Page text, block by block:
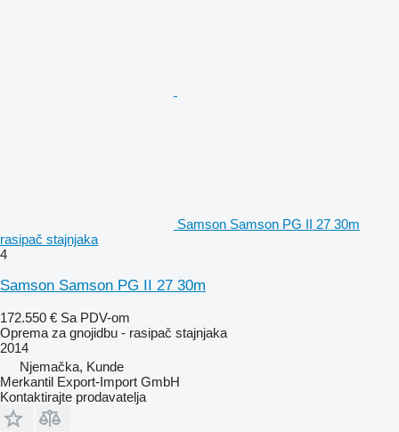
Samson Samson PG II 27 30m
rasipač stajnjaka
4
Samson Samson PG II 27 30m
172.550 € Sa PDV-om
Oprema za gnojidbu - rasipač stajnjaka
2014
Njemačka, Kunde
Merkantil Export-Import GmbH
Kontaktirajte prodavatelja